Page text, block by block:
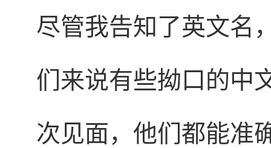
尽管我告知了英文名
们来说有些拗口的中
次见面，他们都能准